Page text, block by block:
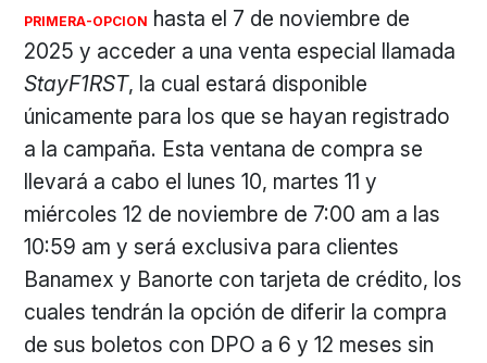
PRIMERA-OPCION hasta el 7 de noviembre de
2025 y acceder a una venta especial llamada
StayF1RST, la cual estará disponible
únicamente para los que se hayan registrado
a la campaña. Esta ventana de compra se
llevará a cabo el lunes 10, martes 11 y
miércoles 12 de noviembre de 7:00 am a las
10:59 am y será exclusiva para clientes
Banamex y Banorte con tarjeta de crédito, los
cuales tendrán la opción de diferir la compra
de sus boletos con DPO a 6 y 12 meses sin